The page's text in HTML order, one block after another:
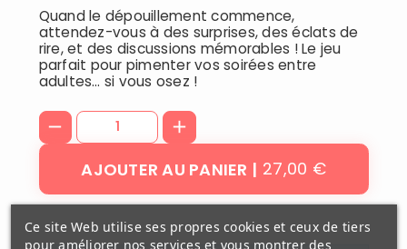
Quand le dépouillement commence,
attendez-vous à des surprises, des éclats de
rire, et des discussions mémorables ! Le jeu
parfait pour pimenter vos soirées entre
adultes… si vous osez !
27,00 €
AJOUTER AU PANIER
Ce site Web utilise ses propres cookies et ceux de tiers
pour améliorer nos services et vous montrer des